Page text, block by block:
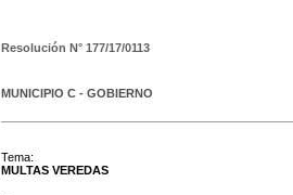
Resolución N° 177/17/0113
MUNICIPIO C - GOBIERNO
Tema:
MULTAS VEREDAS